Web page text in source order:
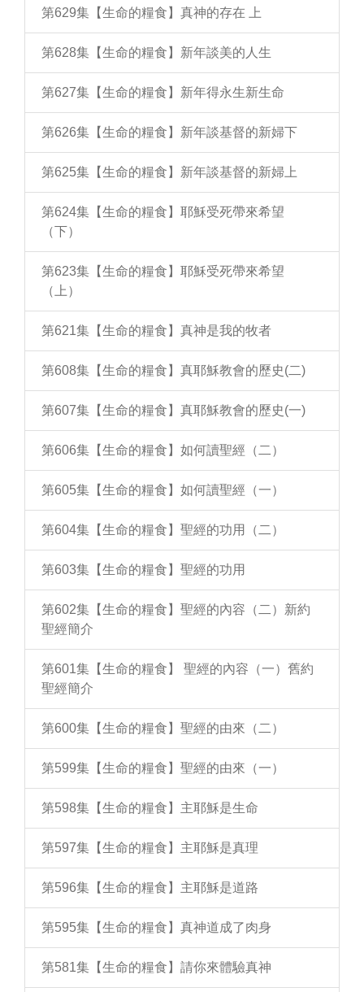
第629集【生命的糧食】真神的存在 上
第628集【生命的糧食】新年談美的人生
第627集【生命的糧食】新年得永生新生命
第626集【生命的糧食】新年談基督的新婦下
第625集【生命的糧食】新年談基督的新婦上
第624集【生命的糧食】耶穌受死帶來希望
（下）
第623集【生命的糧食】耶穌受死帶來希望
（上）
第621集【生命的糧食】真神是我的牧者
第608集【生命的糧食】真耶穌教會的歷史(二)
第607集【生命的糧食】真耶穌教會的歷史(一)
第606集【生命的糧食】如何讀聖經（二）
第605集【生命的糧食】如何讀聖經（一）
第604集【生命的糧食】聖經的功用（二）
第603集【生命的糧食】聖經的功用
第602集【生命的糧食】聖經的內容（二）新約
聖經簡介
第601集【生命的糧食】 聖經的內容（一）舊約
聖經簡介
第600集【生命的糧食】聖經的由來（二）
第599集【生命的糧食】聖經的由來（一）
第598集【生命的糧食】主耶穌是生命
第597集【生命的糧食】主耶穌是真理
第596集【生命的糧食】主耶穌是道路
第595集【生命的糧食】真神道成了肉身
第581集【生命的糧食】請你來體驗真神